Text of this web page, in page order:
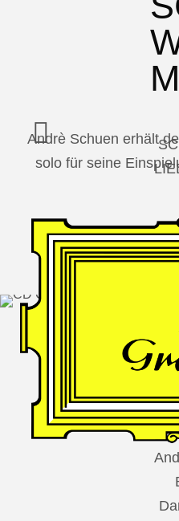
Andrè Schuen erhält
solo für seine